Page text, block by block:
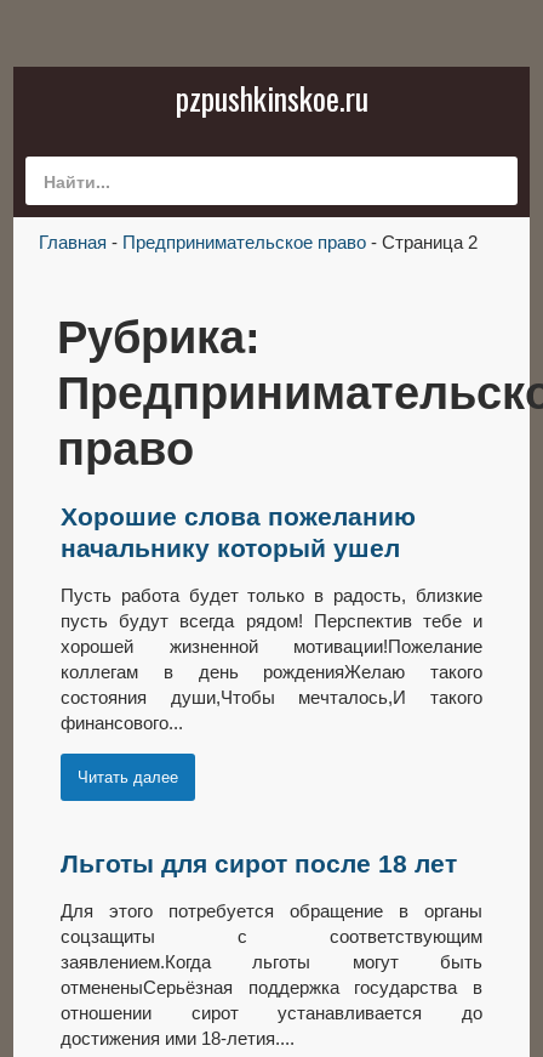
pzpushkinskoe.ru
Главная - Предпринимательское право- Страница 2
Рубрика:
право
Хорошие слова пожеланию
начальнику который ушел
Пусть работа будет только в радость, близкие
пусть будут всегда рядом! Перспектив тебе и
хорошей жизненной мотивации!Пожелание
коллегам в день рожденияЖелаю такого
состояния души,Чтобы мечталось,И такого
финансового...
Читать далее
Льготы для сирот после 18 лет
Для этого потребуется обращение в органы
соцзащиты с соответствующим
заявлением.Когда льготы могут быть
отмененыСерьёзная поддержка государства в
отношении сирот устанавливается до
достижения ими 18-летия....